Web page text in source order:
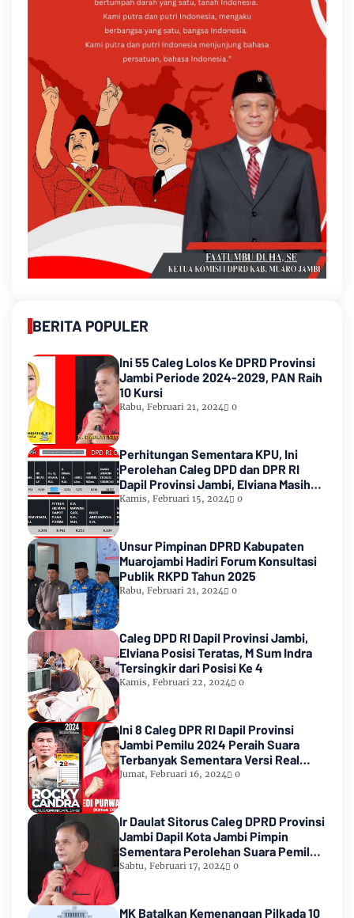
BERITA POPULER
Ini 55 Caleg Lolos Ke DPRD Provinsi
Jambi Periode 2024-2029, PAN Raih
10 Kursi
Rabu, Februari 21, 2024 0
Perhitungan Sementara KPU, Ini
Perolehan Caleg DPD dan DPR RI
Dapil Provinsi Jambi, Elviana Masih
Urutan Kedua Teratas
Kamis, Februari 15, 2024 0
Unsur Pimpinan DPRD Kabupaten
Muarojambi Hadiri Forum Konsultasi
Publik RKPD Tahun 2025
Rabu, Februari 21, 2024 0
Caleg DPD RI Dapil Provinsi Jambi,
Elviana Posisi Teratas, M Sum Indra
Tersingkir dari Posisi Ke 4
Kamis, Februari 22, 2024 0
Ini 8 Caleg DPR RI Dapil Provinsi
Jambi Pemilu 2024 Peraih Suara
Terbanyak Sementara Versi Real
Count KPU RI
Jumat, Februari 16, 2024 0
Ir Daulat Sitorus Caleg DPRD Provinsi
Jambi Dapil Kota Jambi Pimpin
Sementara Perolehan Suara Pemilu
2024
Sabtu, Februari 17, 2024 0
MK Batalkan Kemenangan Pilkada 10